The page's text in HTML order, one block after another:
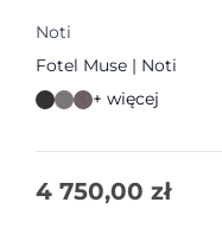
Noti
Fotel Muse | Noti
+ więcej
4 750,00 zł